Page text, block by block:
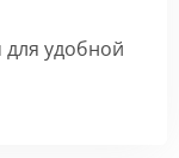
удобной
шум